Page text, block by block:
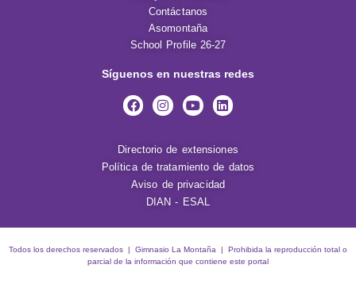
Contáctanos
Asomontaña
School Profile 26-27
Síguenos en nuestras redes
Directorio de extensiones
Política de tratamiento de datos
Aviso de privacidad
DIAN - ESAL
Todos los derechos reservados | Gimnasio La Montaña | Prohibida la reproducción total o
parcial de la información que contiene este portal